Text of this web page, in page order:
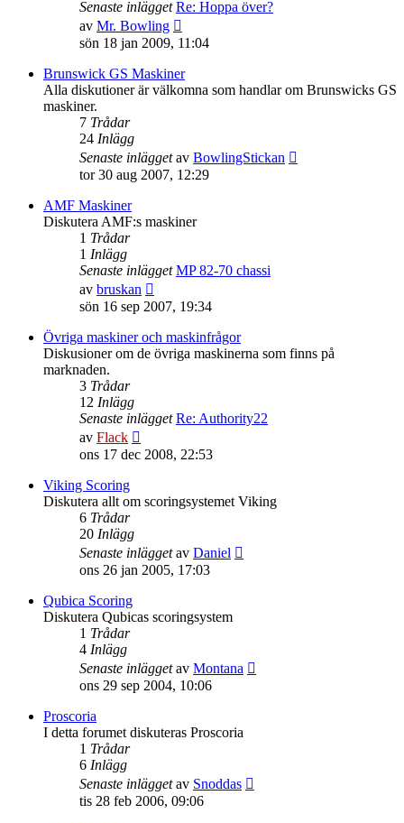
Senaste inlägget Re: Hoppa över?
av Mr. Bowling
till
senaste
inlägget
sön 18 jan 2009, 11:04
Brunswick GS Maskiner
Alla diskutioner är välkomna som handlar om Brunswicks GS
maskiner.
7 Trådar
24 Inlägg
Senaste inläggetav BowlingStickan
tor 30 aug 2007, 12:29
AMF Maskiner
Diskutera AMF:s maskiner
1 Trådar
1 Inlägg
Senaste inlägget MP 82-70 chassi
av bruskan
till
senaste
inlägget
sön 16 sep 2007, 19:34
Övriga maskiner och maskinfrågor
Diskusioner om de övriga maskinerna som finns på
marknaden.
3 Trådar
12 Inlägg
Senaste inlägget Re: Authority22
av Flack
till
inlägget
ons 17 dec 2008, 22:53
Viking Scoring
Diskutera allt om scoringsystemet Viking
6 Trådar
20 Inlägg
Senaste inläggetav Daniel
ons 26 jan 2005, 17:03
Qubica Scoring
Diskutera Qubicas scoringsystem
1 Trådar
4 Inlägg
Senaste inläggetav Montana
ons 29 sep 2004, 10:06
Proscoria
I detta forumet diskuteras Proscoria
1 Trådar
6 Inlägg
Senaste inläggetav Snoddas
tis 28 feb 2006, 09:06